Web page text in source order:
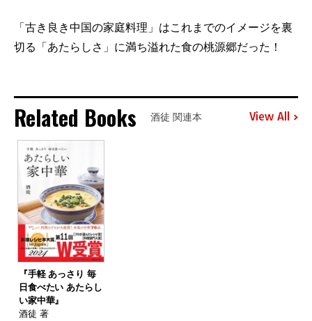
「古き良き中国の家庭料理」はこれまでのイメージを裏
切る「あたらしさ」に満ち溢れた食の桃源郷だった！
Related Books 酒徒 関連本 View All
『手軽 あっさり 毎
日食べたい あたらし
い家中華』
酒徒 著